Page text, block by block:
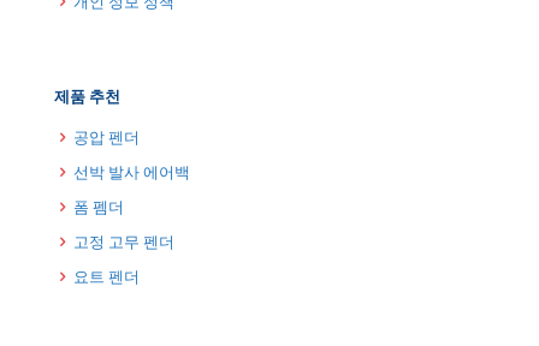
제품 추천
공압 펜더
선박 발사 에어백
폼 펨더
고정 고무 펜더
요트 펜더